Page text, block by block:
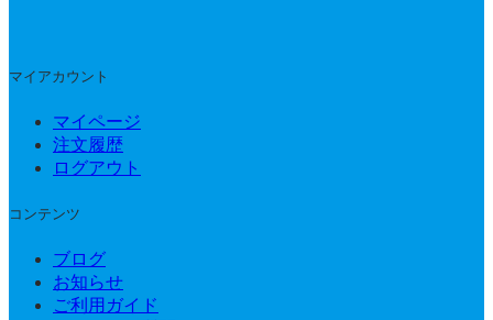
マイアカウント
マイページ
注文履歴
ログアウト
コンテンツ
ブログ
お知らせ
ご利用ガイド